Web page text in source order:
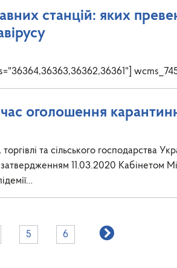
станцій: яких
оголошення
та сільського господарства
затвердженням 11.03.2020 Кабінетом
5 6